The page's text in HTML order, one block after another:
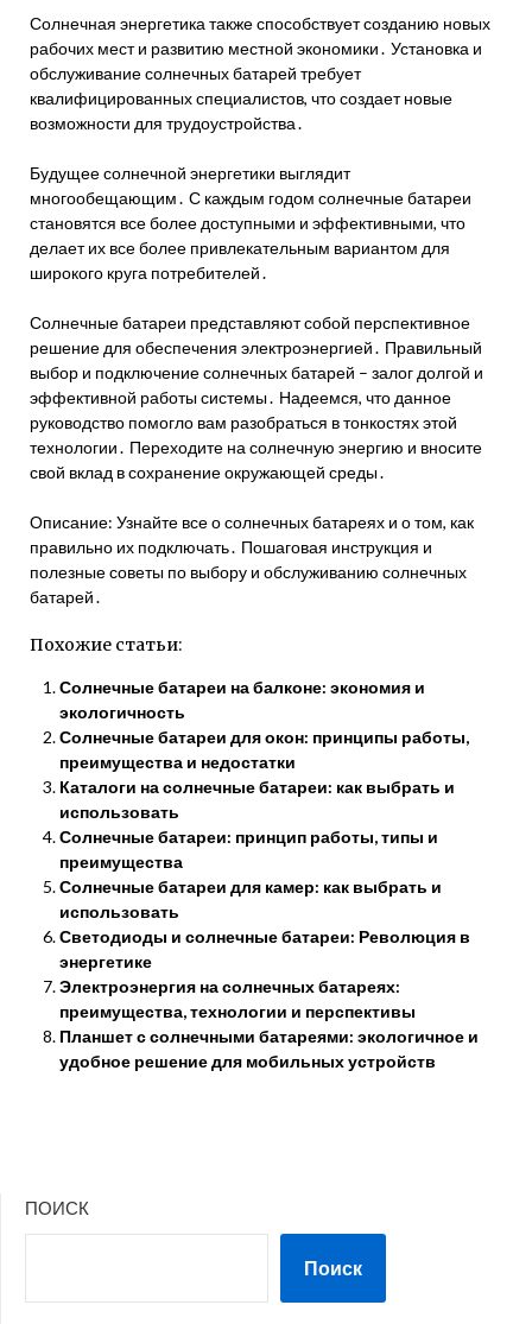
Солнечная энергетика также способствует созданию новых
рабочих мест и развитию местной экономики․ Установка и
обслуживание солнечных батарей требует
квалифицированных специалистов, что создает новые
возможности для трудоустройства․
Будущее солнечной энергетики выглядит
многообещающим․ С каждым годом солнечные батареи
становятся все более доступными и эффективными, что
делает их все более привлекательным вариантом для
широкого круга потребителей․
Солнечные батареи представляют собой перспективное
решение для обеспечения электроэнергией․ Правильный
выбор и подключение солнечных батарей – залог долгой и
эффективной работы системы․ Надеемся, что данное
руководство помогло вам разобраться в тонкостях этой
технологии․ Переходите на солнечную энергию и вносите
свой вклад в сохранение окружающей среды․
Описание: Узнайте все о солнечных батареях и о том, как
правильно их подключать․ Пошаговая инструкция и
полезные советы по выбору и обслуживанию солнечных
батарей․
Похожие статьи:
Солнечные батареи на балконе: экономия и
экологичность
Солнечные батареи для окон: принципы работы,
преимущества и недостатки
Каталоги на солнечные батареи: как выбрать и
использовать
Солнечные батареи: принцип работы, типы и
преимущества
Солнечные батареи для камер: как выбрать и
использовать
Светодиоды и солнечные батареи: Революция в
энергетике
Электроэнергия на солнечных батареях:
преимущества, технологии и перспективы
Планшет с солнечными батареями: экологичное и
удобное решение для мобильных устройств
ПОИСК
Поиск